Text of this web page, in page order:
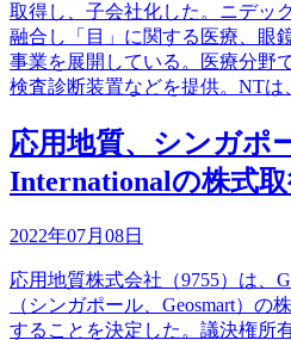
取得し、子会社化した。ニデッ
融合し「目」に関する医療、眼
事業を展開している。医療分野
検査診断装置などを提供。NTは
応用地質、シンガポ
Internationalの株式
2022年07月08日
応用地質株式会社（9755）は、
（シンガポール、Geosmart）
することを決定した。議決権所